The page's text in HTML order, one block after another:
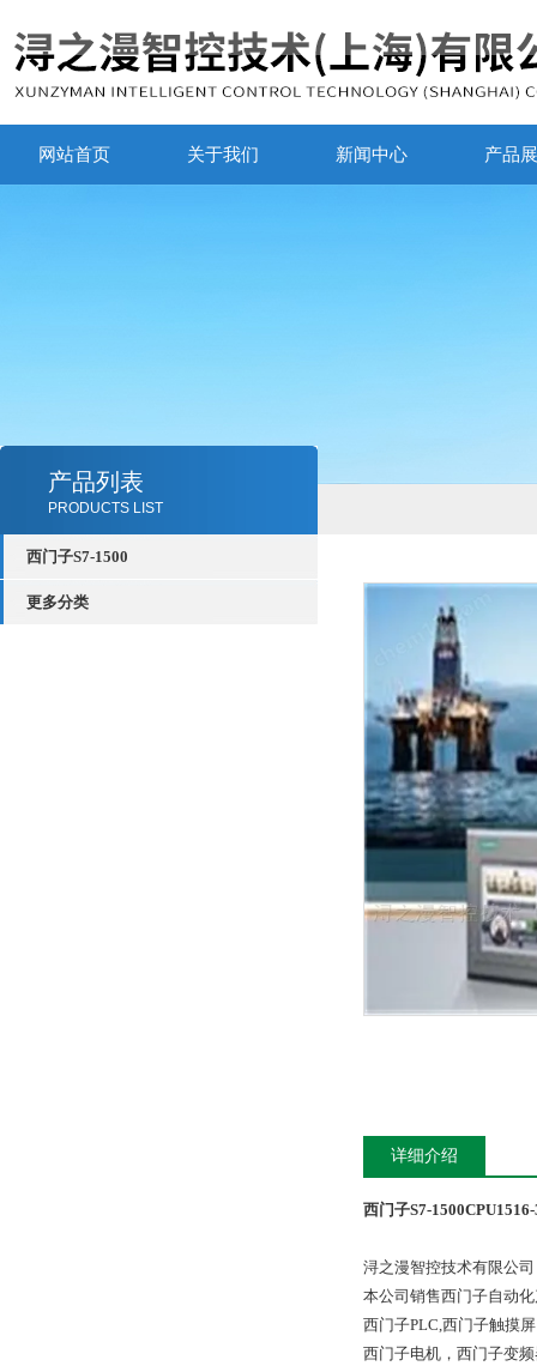
网站首页 关于我们 新闻中心 产品
产品列表
PRODUCTS LIST
西门子S7-1500
更多分类
详细介绍
西门子S7-
浔之漫智控技术有限公
本公司销售西门子自动
西门子PLC,西门子触摸
西门子电机，西门子变